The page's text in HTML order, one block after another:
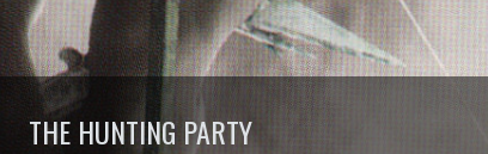
THE HUNTING PARTY